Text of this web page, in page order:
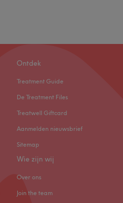
Ontdek
Treatment Guide
De Treatment Files
Treatwell Giftcard
Aanmelden nieuwsbrief
Sitemap
Wie zijn wij
Over ons
Join the team